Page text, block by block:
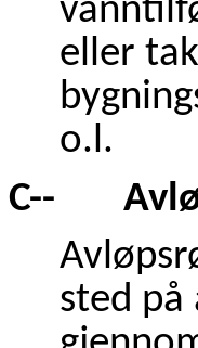
eller
o.l.
C--
sted